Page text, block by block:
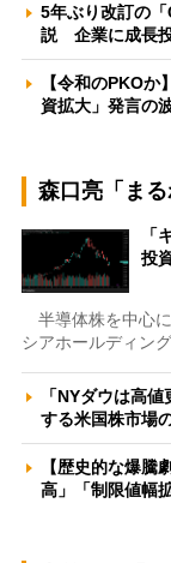
5年ぶり改訂の
説 企業に成長
【令和のPKO
資拡大」発言
森口亮「まる
「
投
半導体株を中心
シアホールディン
「NYダウは高
する米国株市
【歴史的な爆騰
高」「制限値